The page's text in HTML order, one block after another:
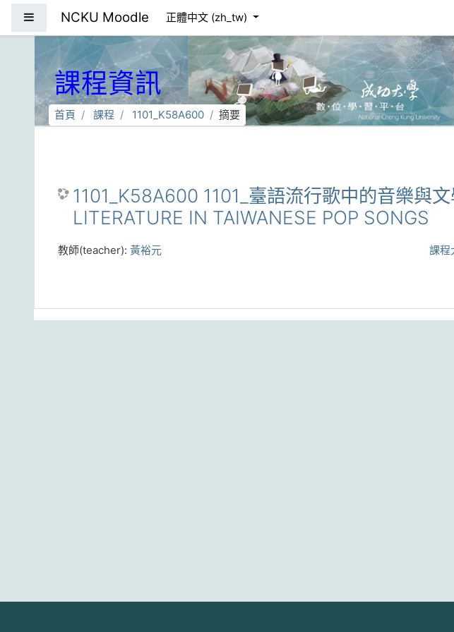
NCKU Moodle 正體中文 ‎(zh_tw)‎
課程資訊
首頁 課程 1101_K58A600 摘要
1101_K58A600 1101_臺語流行歌中的音樂與
LITERATURE IN TAIWANESE POP SONGS
課程
教師(teacher): 黃裕元